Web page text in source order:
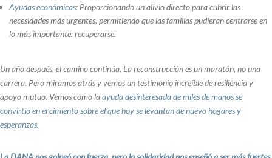
Ayudas económicas: Proporcionando un alivio directo para cubrir las
necesidades más urgentes, permitiendo que las familias pudieran centrarse en
lo más importante: recuperarse.
Un año después, el camino continúa. La reconstrucción es un maratón, no una
carrera. Pero miramos atrás y vemos un testimonio increíble de resiliencia y
apoyo mutuo. Vemos cómo laayuda desinteresada de miles de manos se
convirtió en el cimiento sobre el que hoy se levantan de nuevo hogares y
esperanzas.